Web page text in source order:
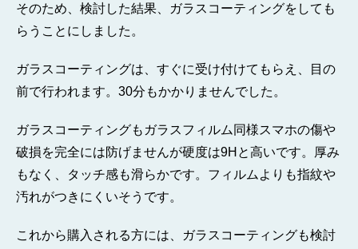
そのため、検討した結果、ガラスコーティングをしても
らうことにしました。
ガラスコーティングは、すぐに受け付けてもらえ、目の
前で行われます。30分もかかりませんでした。
ガラスコーティングもガラスフィルム同様スマホの傷や
破損を完全には防げませんが硬度は9Hと高いです。厚み
もなく、タッチ感も滑らかです。フィルムよりも指紋や
汚れがつきにくいそうです。
これから購入される方には、ガラスコーティングも検討